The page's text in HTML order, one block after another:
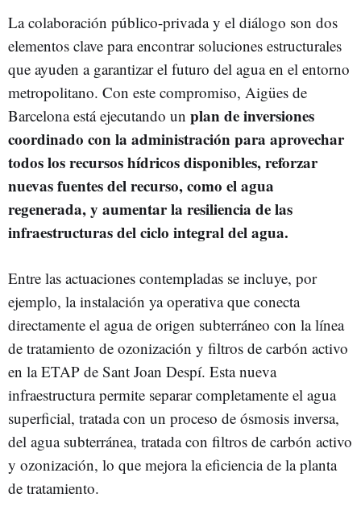
La colaboración público-privada y el diálogo son dos
elementos clave para encontrar soluciones estructurales
que ayuden a garantizar el futuro del agua en el entorno
metropolitano. Con este compromiso, Aigües de
Barcelona está ejecutando un plan de inversiones
coordinado con la administración para aprovechar
todos los recursos hídricos disponibles, reforzar
nuevas fuentes del recurso, como el agua
regenerada, y aumentar la resiliencia de las
infraestructuras del ciclo integral del agua.
Entre las actuaciones contempladas se incluye, por
ejemplo, la instalación ya operativa que conecta
directamente el agua de origen subterráneo con la línea
de tratamiento de ozonización y filtros de carbón activo
en la ETAP de Sant Joan Despí. Esta nueva
infraestructura permite separar completamente el agua
superficial, tratada con un proceso de ósmosis inversa,
del agua subterránea, tratada con filtros de carbón activo
y ozonización, lo que mejora la eficiencia de la planta
de tratamiento.